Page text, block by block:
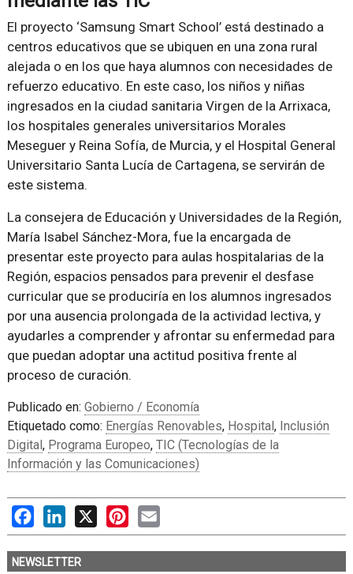
El proyecto ‘Samsung Smart School’ está destinado a
centros educativos que se ubiquen en una zona rural
alejada o en los que haya alumnos con necesidades de
refuerzo educativo. En este caso, los niños y niñas
ingresados en la ciudad sanitaria Virgen de la Arrixaca,
los hospitales generales universitarios Morales
Meseguer y Reina Sofía, de Murcia, y el Hospital General
Universitario Santa Lucía de Cartagena, se servirán de
este sistema.
La consejera de Educación y Universidades de la Región,
María Isabel Sánchez-Mora, fue la encargada de
presentar este proyecto para aulas hospitalarias de la
Región, espacios pensados para prevenir el desfase
curricular que se produciría en los alumnos ingresados
por una ausencia prolongada de la actividad lectiva, y
ayudarles a comprender y afrontar su enfermedad para
que puedan adoptar una actitud positiva frente al
proceso de curación.
Publicado en: Gobierno / Economía
Etiquetado como: Energías Renovables, Hospital, Inclusión
Digital, Programa Europeo, TIC (Tecnologías de la
Información y las Comunicaciones)
FacebookLinkedIn
X PinterestEmail
NEWSLETTER